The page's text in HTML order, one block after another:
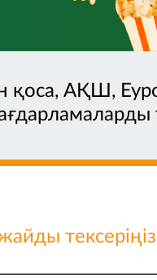
қоса, АҚШ,
тексеріңіз